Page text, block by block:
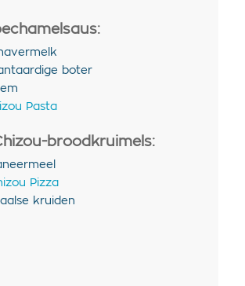
boter
Pasta
broodkruimels:
Pizza
kruiden